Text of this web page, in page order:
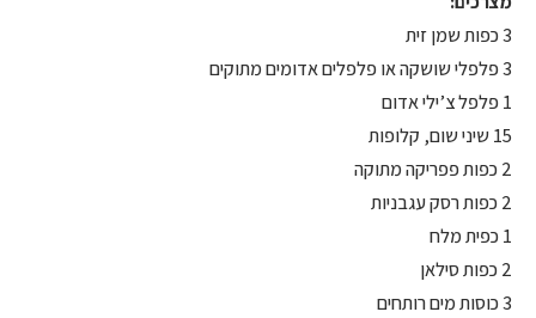
3 כפות שמן זית
3 פלפלי שושקה או פלפלים אדומים מתוקים
1 פלפל צ’ילי אדום
15 שיני שום, קלופות
2 כפות פפריקה מתוקה
2 כפות רסק עגבניות
1 כפית מלח
2 כפות סילאן
3 כוסות מים רותחים